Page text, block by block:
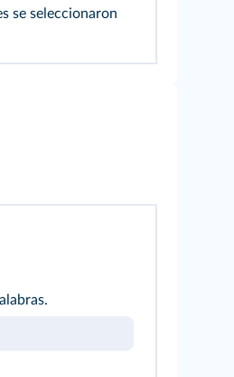
se seleccionaron